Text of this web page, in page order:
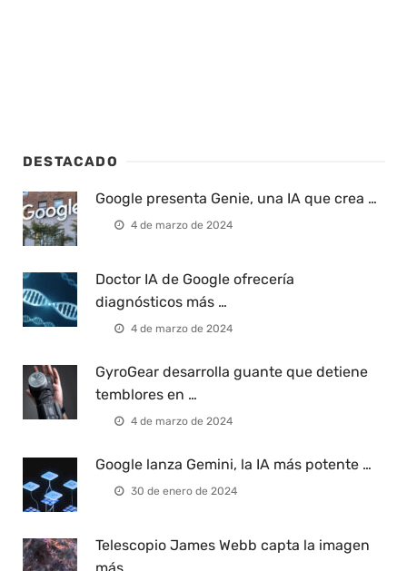
DESTACADO
Google presenta Genie, una IA que crea …
4 de marzo de 2024
Doctor IA de Google ofrecería
diagnósticos más …
4 de marzo de 2024
GyroGear desarrolla guante que detiene
temblores en …
4 de marzo de 2024
Google lanza Gemini, la IA más potente …
30 de enero de 2024
Telescopio James Webb capta la imagen